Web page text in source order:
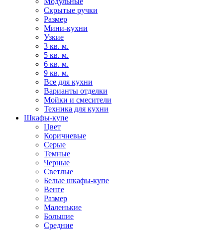
Скрытые ручки
Размер
Мини-кухни
Узкие
3 кв. м.
5 кв. м.
6 кв. м.
9 кв. м.
Все для кухни
Варианты отделки
Мойки и смесители
Техника для кухни
Шкафы-купе
Цвет
Коричневые
Серые
Темные
Черные
Светлые
Белые шкафы-купе
Венге
Размер
Маленькие
Большие
Средние